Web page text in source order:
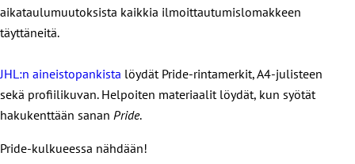
aikataulumuutoksista kaikkia ilmoittautumislomakkeen
täyttäneitä.
JHL:n aineistopankista löydät Pride-rintamerkit, A4-julisteen
sekä profiilikuvan. Helpoiten materiaalit löydät, kun syötät
hakukenttään sanan Pride.
Pride-kulkueessa nähdään!